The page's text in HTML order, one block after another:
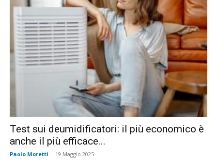
Test sui deumidificatori: il più economico è
anche il più efficace...
Paolo Moretti - 19 Maggio 2025